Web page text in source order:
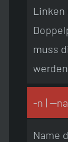
Linken
muss
-n |
Name